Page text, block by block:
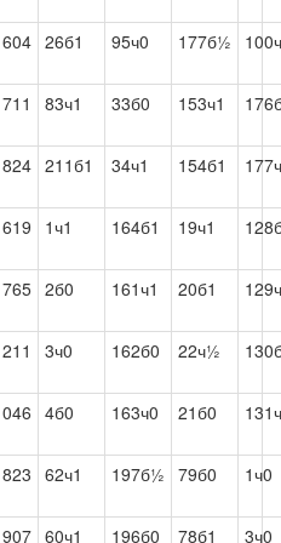
26б1 95ч0 177б½
83ч1 33б0 153ч1
211б1 34ч1 154б1
1ч1 164б1 19ч1
2б0 161ч1 20б1
3ч0 162б0 22ч½
4б0 163ч0 21б0
62ч1 197б½ 79б0 1ч0
60ч1 196б0 78б1 3ч0